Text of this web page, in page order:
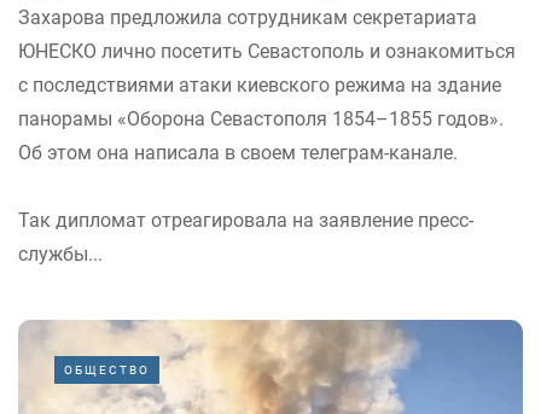
Захарова предложила сотрудникам секретариата
ЮНЕСКО лично посетить Севастополь и ознакомиться
с последствиями атаки киевского режима на здание
панорамы «Оборона Севастополя 1854–1855 годов».
Об этом она написала в своем телеграм-канале.
Так дипломат отреагировала на заявление пресс-
службы...
ОБЩЕСТВО